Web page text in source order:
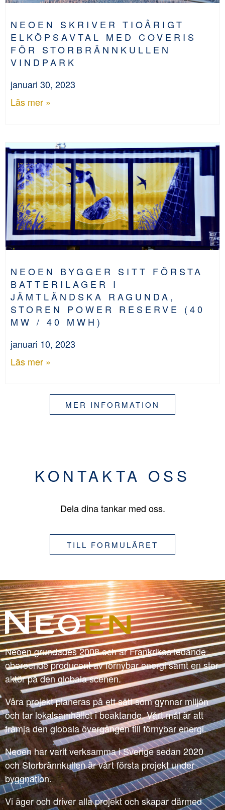
NEOEN SKRIVER TIOÅRIGT
ELKÖPSAVTAL MED COVERIS
FÖR STORBRÄNNKULLEN
VINDPARK
januari 30, 2023
Läs mer »
NEOEN BYGGER SITT FÖRSTA
BATTERILAGER I
JÄMTLÄNDSKA RAGUNDA,
STOREN POWER RESERVE (40
MW / 40 MWH)
januari 10, 2023
Läs mer »
MER INFORMATION
KONTAKTA OSS
Dela dina tankar med oss.
TILL FORMULÄRET
Neoen grundades 2008 och är Frankrikes ledande
oberoende producent av förnybar energi samt en stor
aktör på den globala scenen.
Våra projekt planeras på ett sätt som gynnar miljön
och tar lokalsamhället i beaktande. Vårt mål är att
främja den globala övergången till förnybar energi.
Neoen har varit verksamma i Sverige sedan 2020
och Storbrännkullen är vårt första projekt under
byggnation.
Vi äger och driver alla projekt och skapar därmed